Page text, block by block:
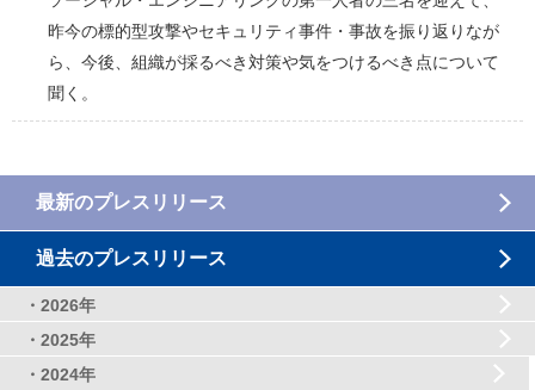
昨今の標的型攻撃やセキュリティ事件・事故を振り返りなが
ら、今後、組織が採るべき対策や気をつけるべき点について
聞く。
最新のプレスリリース
過去のプレスリリース
・2026年
・2025年
・2024年